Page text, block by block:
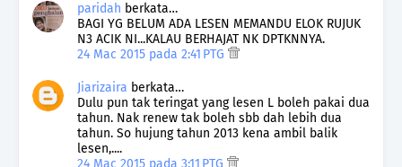
paridah berkata…
BAGI YG BELUM ADA LESEN MEMANDU ELOK RUJUK
N3 ACIK NI...KALAU BERHAJAT NK DPTKNNYA.
24 Mac 2015 pada 2:41 PTG
Jiarizaira berkata…
Dulu pun tak teringat yang lesen L boleh pakai dua
tahun. Nak renew tak boleh sbb dah lebih dua
tahun. So hujung tahun 2013 kena ambil balik
lesen,....
24 Mac 2015 pada 3:11 PTG